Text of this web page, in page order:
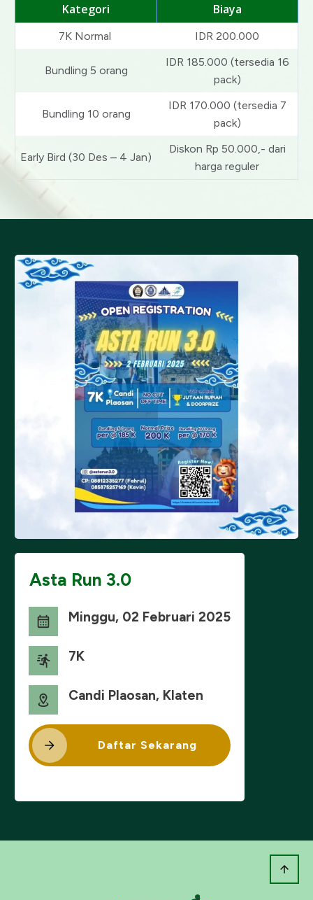
Kategori Biaya
7K Normal IDR 200.000
Bundling 5 orang
IDR 185.000 (tersedia 16
pack)
Bundling 10 orang
IDR 170.000 (tersedia 7
pack)
Early Bird (30 Des – 4 Jan)
Diskon Rp 50.000,- dari
harga reguler
Asta Run 3.0
Minggu, 02 Februari 2025
7K
Candi Plaosan, Klaten
Daftar Sekarang